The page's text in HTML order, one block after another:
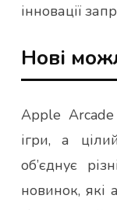
інновації
Нові
Apple
ігри, а
об’єднує
новинок, які